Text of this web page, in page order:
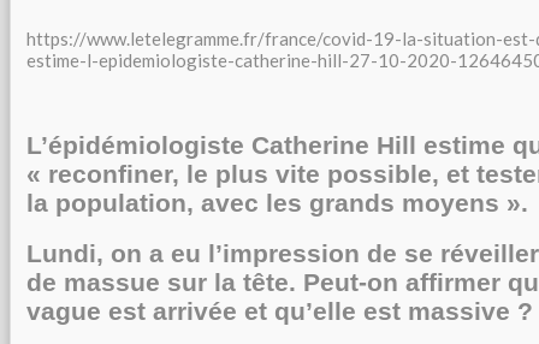
https://www.letelegramme.fr/france/covid-19-la-situation-
estime-l-epidemiologiste-catherine-hill-27-10-2020-
L’épidémiologiste Catherine Hill estime
« reconfiner, le plus vite possible, et
la population, avec les grands moyens ».
Lundi, on a eu l’impression de se
de massue sur la tête. Peut-on affirmer
vague est arrivée et qu’elle est massive ?